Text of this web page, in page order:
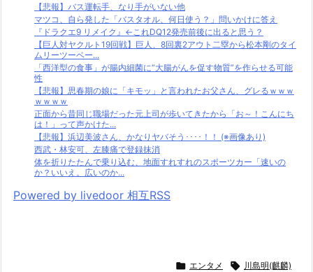
【悲報】バス運転手、なり手がいない他
マツコ、自ら発した「バスタオル、何日使う？」問いかけに答え
『ドラクエ9 リメイク』←これDQ12発売前後に出ると思う？
【巨人対ヤクルト19回戦】巨人、8回裏2アウト二塁から松本剛のタイ
ムリーツーベー...
「西洋型の食事」が腸内細菌に“大腸がんを促す物質”を作らせる可能
性
【悲報】思春期の娘に「キモッ」と言われたお父さん、グレるｗｗｗ
ｗｗｗｗ
正面から昔同じ職場だった元上司が歩いてきたから「お～！こんにち
は！」って声かけた...
【悲報】浜辺美波さん、かなりヤバそう････！！ (※画像あり)
西武・林安可、左膝痛で登録抹消
体を折りたたんで乗り込む、地面すれすれのスポーツカー「速いの
か？いいえ。広いのか...
Powered by livedoor 相互RSS
 エンタメ  川島明(麒麟)